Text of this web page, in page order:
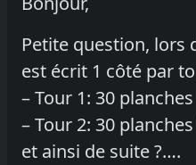
Petite question, lors
est écrit 1 côté par
– Tour 1: 30
– Tour 2: 30
et ainsi de suite ?….